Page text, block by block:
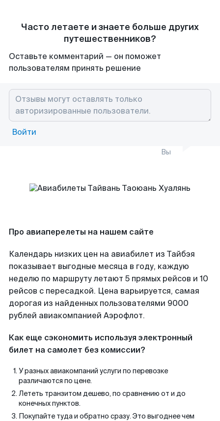
Часто летаете и знаете больше других
путешественников?
Оставьте комментарий — он поможет
пользователям принять решение
Войти
Вы
Про авиаперелеты на нашем сайте
Календарь низких цен на авиабилет из Тайбэя
показывает выгодные месяца в году, каждую
неделю по маршруту летают 5 прямых рейсов и 10
рейсов с пересадкой. Цена варьируется, самая
дорогая из найденных пользователями 9000
рублей авиакомпанией Аэрофлот.
Как еще сэкономить используя электронный
билет на самолет без комиссии?
У разных авиакомпаний услуги по перевозке
различаются по цене.
Лететь транзитом дешево, по сравнению от и до
конечных пунктов.
Покупайте туда и обратно сразу. Это выгоднее чем